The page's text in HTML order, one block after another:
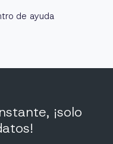
de ayuda
¡solo